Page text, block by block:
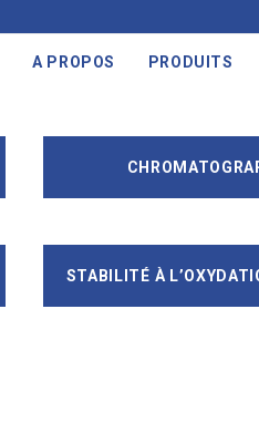
A PROPOS PRODUITS
STABILITÉ À